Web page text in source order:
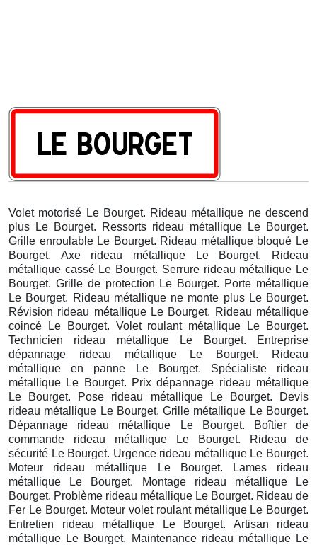
Volet motorisé Le Bourget. Rideau métallique ne descend
plus Le Bourget. Ressorts rideau métallique Le Bourget.
Grille enroulable Le Bourget. Rideau métallique bloqué Le
Bourget. Axe rideau métallique Le Bourget. Rideau
métallique cassé Le Bourget. Serrure rideau métallique Le
Bourget. Grille de protection Le Bourget. Porte métallique
Le Bourget. Rideau métallique ne monte plus Le Bourget.
Révision rideau métallique Le Bourget. Rideau métallique
coincé Le Bourget. Volet roulant métallique Le Bourget.
Technicien rideau métallique Le Bourget. Entreprise
dépannage rideau métallique Le Bourget. Rideau
métallique en panne Le Bourget. Spécialiste rideau
métallique Le Bourget. Prix dépannage rideau métallique
Le Bourget. Pose rideau métallique Le Bourget. Devis
rideau métallique Le Bourget. Grille métallique Le Bourget.
Dépannage rideau métallique Le Bourget. Boîtier de
commande rideau métallique Le Bourget. Rideau de
sécurité Le Bourget. Urgence rideau métallique Le Bourget.
Moteur rideau métallique Le Bourget. Lames rideau
métallique Le Bourget. Montage rideau métallique Le
Bourget. Problème rideau métallique Le Bourget. Rideau de
Fer Le Bourget. Moteur volet roulant métallique Le Bourget.
Entretien rideau métallique Le Bourget. Artisan rideau
métallique Le Bourget. Maintenance rideau métallique Le